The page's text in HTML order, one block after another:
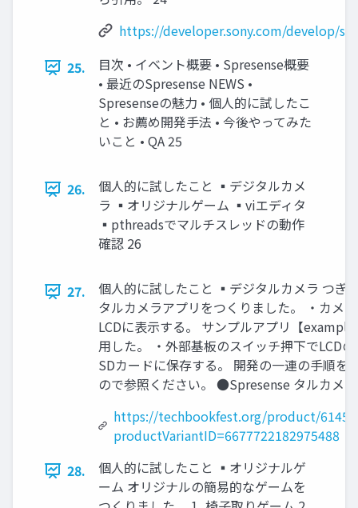
https://developer.sony.com/develop/
25.
目次 • イベント概要 • Spresense概要
• 最近のSpresense NEWS •
Spresenseの魅力 • 個人的に試したこ
と • お薦め開発手法 • 今後やってみた
いこと • QA 25
26.
個人的に試したこと ▪デジタルカメ
ラ ▪オリジナルゲーム ▪viエディタ
▪pthreadsでマルチスレッドの動作
確認 26
27.
個人的に試したこと ▪デジタルカメラ つぎ
タルカメラアプリをつくりました。 ・カメ
LCDに表示する。 サンプルアプリ【
用した。 ・外部基板のスイッチ押下でLCD
SDカードに保存する。 開発の一連の手順を
ので参照ください。 ●Spresense タルカメ
https://techbookfest.org/product/
productVariantID=6677722182975488
28.
個人的に試したこと ▪オリジナルゲ
ーム オリジナルの簡易的なゲームを